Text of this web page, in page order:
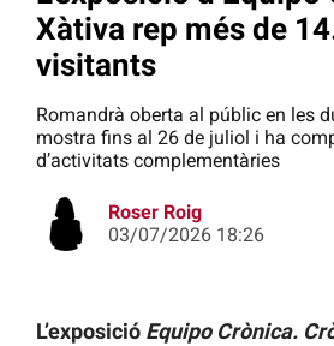
Xàtiva rep més de
visitants
Romandrà oberta al públic en les
mostra fins al 26 de juliol i ha
d’activitats complementàries
Roser Roig
03/07/2026 18:26
L’exposició Equipo Crònica.